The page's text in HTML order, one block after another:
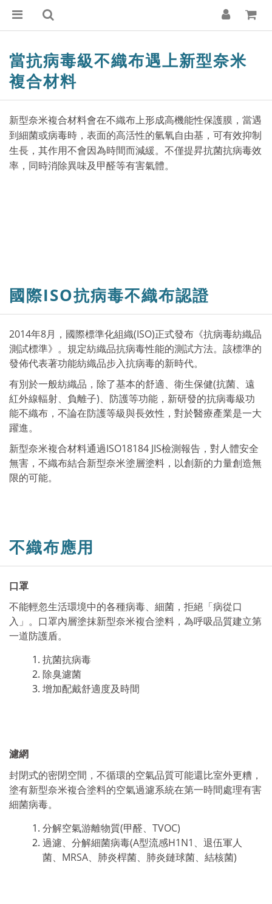
當抗病毒級不織布遇上新型奈米
複合材料
新型奈米複合材料會在不織布上形成高機能性保護膜，當遇
到細菌或病毒時，表面的高活性的氫氧自由基，可有效抑制
生長，其作用不會因為時間而減緩。不僅提昇抗菌抗病毒效
率，同時消除異味及甲醛等有害氣體。
國際ISO抗病毒不織布認證
2014年8月，國際標準化組織(ISO)正式發布《抗病毒紡織品
測試標準》。規定紡織品抗病毒性能的測試方法。該標準的
發佈代表著功能紡織品步入抗病毒的新時代。
有別於一般紡織品，除了基本的舒適、衛生保健(抗菌、遠
紅外線輻射、負離子)、防護等功能，新研發的抗病毒級功
能不織布，不論在防護等級與長效性，對於醫療產業是一大
躍進。
新型奈米複合材料通過ISO18184 JIS檢測報告，對人體安全
無害，不織布結合新型奈米塗層塗料，以創新的力量創造無
限的可能。
不織布應用
口罩
不能輕忽生活環境中的各種病毒、細菌，拒絕「病從口
入」。口罩內層塗抹新型奈米複合塗料，為呼吸品質建立第
一道防護盾。
抗菌抗病毒
除臭濾菌
增加配戴舒適度及時間
濾網
封閉式的密閉空間，不循環的空氣品質可能還比室外更糟，
塗有新型奈米複合塗料的空氣過濾系統在第一時間處理有害
細菌病毒。
分解空氣游離物質(甲醛、TVOC)
過濾、分解細菌病毒(A型流感H1N1、退伍軍人
菌、MRSA、肺炎桿菌、肺炎鏈球菌、結核菌)